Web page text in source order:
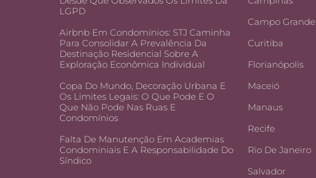
LGPD
Airbnb Em Condomínios: STJ Caminha
Para Consolidar A Prevalência Da
Destinação Residencial Sobre A
Exploração Econômica Individual
Copa Do Mundo, Decoração Urbana E
Os Limites Legais: O Que Pode E O
Que Não Pode Nas Ruas E
Condomínios
Falta De Manutenção Em Academias
Condominiais E A Responsabilidade Do
Síndico
Campo Grande
Curitiba
Florianópolis
Maceió
Manaus
Recife
Rio De Janeiro
Salvador